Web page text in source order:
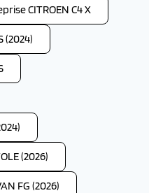
CITROEN C4 X
(2024)
(2026)
FG (2026)